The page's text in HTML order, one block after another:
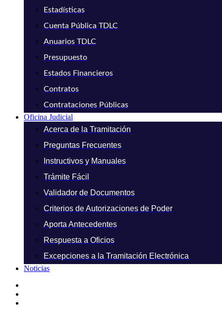
Estadísticas
Cuenta Pública TDLC
Anuarios TDLC
Presupuesto
Estados Financieros
Contratos
Contrataciones Públicas
Oficina Judicial
Acerca de la Tramitación
Preguntas Frecuentes
Instructivos y Manuales
Trámite Fácil
Validador de Documentos
Criterios de Autorizaciones de Poder
Aporta Antecedentes
Respuesta a Oficios
Excepciones a la Tramitación Electrónica
Noticias